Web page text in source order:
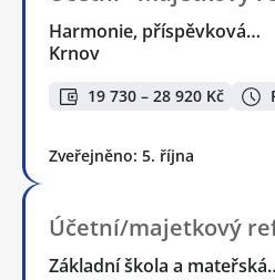
Harmonie, příspěvková…
Krnov
19 730 – 28 920 Kč
Zveřejněno: 5. října
Účetní/majetkový
Základní škola a